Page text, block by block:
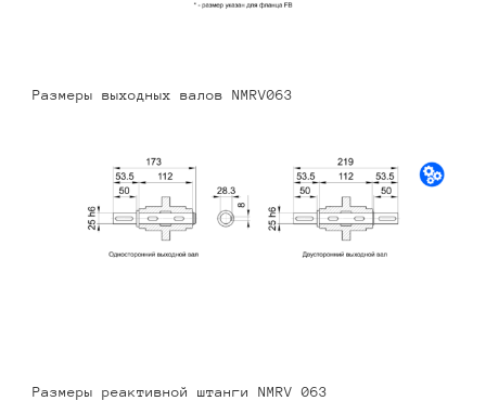
Размеры выходных валов NMRV063
Размеры реактивной штанги NMRV 063